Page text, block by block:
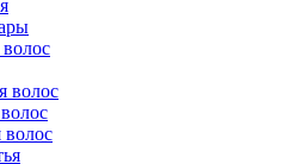
волос
волос